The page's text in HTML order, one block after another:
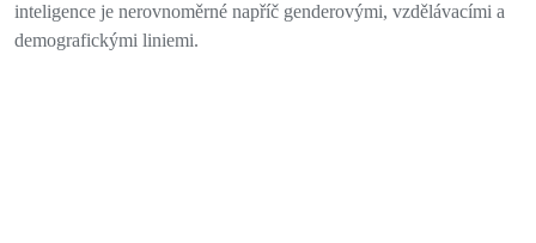
inteligence je nerovnoměrné napříč genderovými, vzdělávacími a
demografickými liniemi.